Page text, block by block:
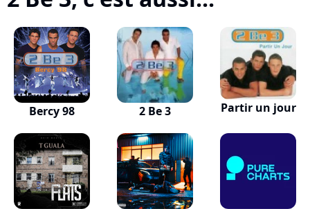
Bercy 98 2 Be 3 Partir un jour